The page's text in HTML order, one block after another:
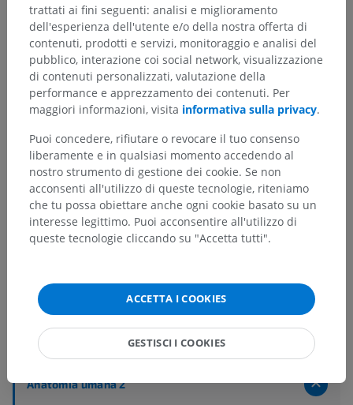
Lesion. [Updated 2022 Aug 22]. In:StatPearls [Internet].Treasure Island
(FL): StatPearls Publishing; 2022 Jan-. Available from:
https://www.ncbi.nlm.nih.gov/books/NBK537305/
Galleria
Gerarchia anatomica
Anatomia umana 2
trattati ai fini seguenti: analisi e miglioramento
dell'esperienza dell'utente e/o della nostra offerta di
contenuti, prodotti e servizi, monitoraggio e analisi del
pubblico, interazione coi social network, visualizzazione
di contenuti personalizzati, valutazione della
performance e apprezzamento dei contenuti. Per
maggiori informazioni, visita informativa sulla privacy.
Puoi concedere, rifiutare o revocare il tuo consenso
liberamente e in qualsiasi momento accedendo al
nostro strumento di gestione dei cookie. Se non
acconsenti all'utilizzo di queste tecnologie, riteniamo
che tu possa obiettare anche ogni cookie basato su un
interesse legittimo. Puoi acconsentire all'utilizzo di
queste tecnologie cliccando su "Accetta tutti".
ACCETTA I COOKIES
GESTISCI I COOKIES